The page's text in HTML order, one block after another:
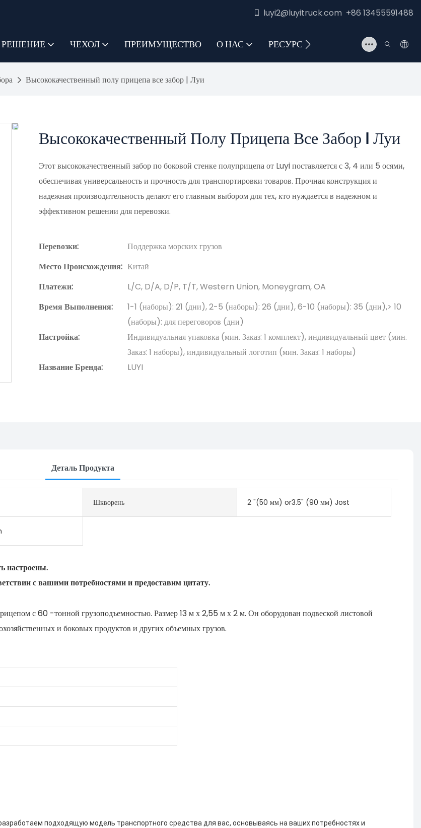
luyi2@luyitruck.com +86 13455591488
РЕШЕНИЕ ЧЕХОЛ ПРЕИМУЩЕСТВО О НАС РЕСУРС СВЯЖИТЕСЬ С НАМИ
Высококачественный полу прицепа все забор | Луи
Высококачественный Полу Прицепа Все Забор | Луи
Этот высококачественный забор по боковой стенке полуприцепа от Luyi поставляется с 3, 4 или 5 осями,
обеспечивая универсальность и прочность для транспортировки товаров. Прочная конструкция и
надежная производительность делают его главным выбором для тех, кто нуждается в надежном и
эффективном решении для перевозки.
Перевозки:
Поддержка морских грузов
Место Происхождения: Китай
Платежи:
L/C, D/A, D/P, T/T, Western Union, Moneygram, OA
Время Выполнения:
1-1 (наборы): 21 (дни), 2-5 (наборы): 26 (дни), 6-10 (наборы): 35 (дни),> 10
(наборы): для переговоров (дни)
Настройка:
Индивидуальная упаковка (мин. Заказ: 1 комплект), индивидуальный цвет (мин.
Заказ: 1 наборы), индивидуальный логотип (мин. Заказ: 1 наборы)
Название Бренда:
LUYI
Деталь Продукта
Шкворень 2 "(50 мм) or3.5" (90 мм) Jost
настроены.
с вашими потребностями и предоставим цитату.
с 60 -тонной грузоподъемностью. Размер 13 м х 2,55 м х 2 м. Он оборудован подвеской листовой
и боковых продуктов и других объемных грузов.
подходящую модель транспортного средства для вас, основываясь на ваших потребностях и